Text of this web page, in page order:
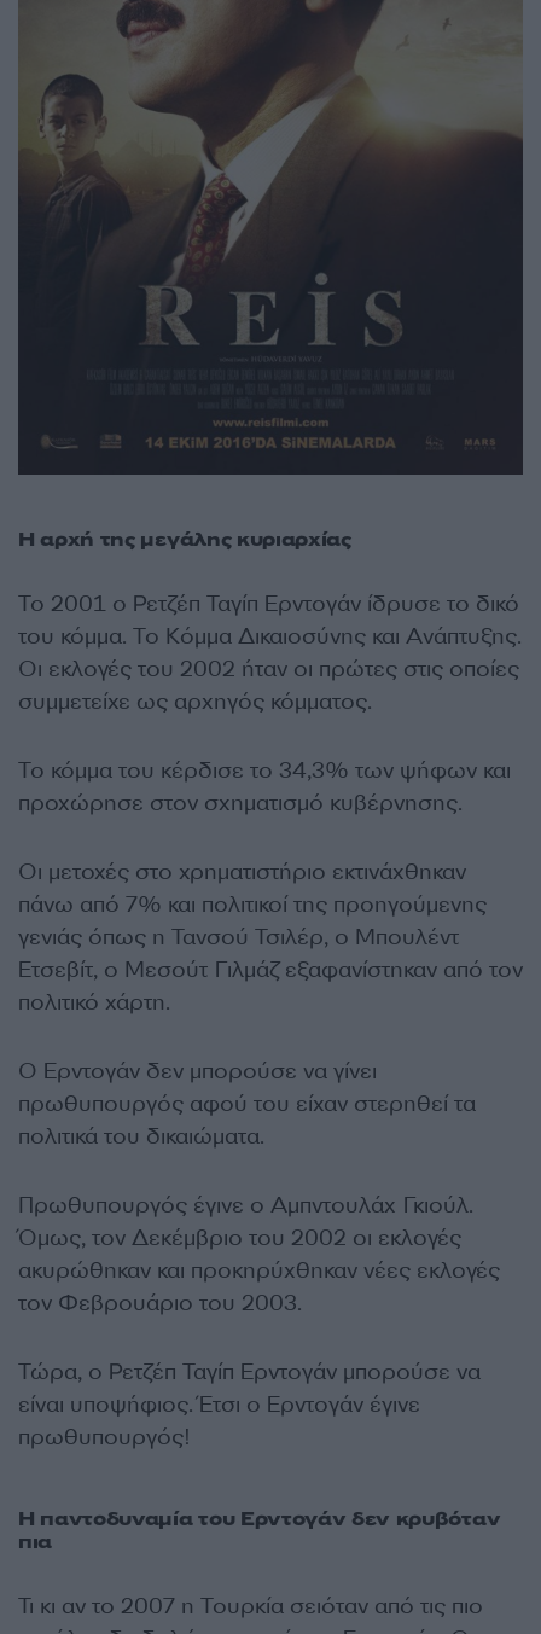
Η αρχή της μεγάλης κυριαρχίας
Το 2001 ο Ρετζέπ Ταγίπ Ερντογάν ίδρυσε το δικό
του κόμμα. Το Κόμμα Δικαιοσύνης και Ανάπτυξης.
Οι εκλογές του 2002 ήταν οι πρώτες στις οποίες
συμμετείχε ως αρχηγός κόμματος.
Το κόμμα του κέρδισε το 34,3% των ψήφων και
προχώρησε στον σχηματισμό κυβέρνησης.
Οι μετοχές στο χρηματιστήριο εκτινάχθηκαν
πάνω από 7% και πολιτικοί της προηγούμενης
γενιάς όπως η Τανσού Τσιλέρ, ο Μπουλέντ
Ετσεβίτ, ο Μεσούτ Γιλμάζ εξαφανίστηκαν από τον
πολιτικό χάρτη.
Ο Ερντογάν δεν μπορούσε να γίνει
πρωθυπουργός αφού του είχαν στερηθεί τα
πολιτικά του δικαιώματα.
Πρωθυπουργός έγινε ο Αμπντουλάχ Γκιούλ.
Όμως, τον Δεκέμβριο του 2002 οι εκλογές
ακυρώθηκαν και προκηρύχθηκαν νέες εκλογές
τον Φεβρουάριο του 2003.
Τώρα, ο Ρετζέπ Ταγίπ Ερντογάν μπορούσε να
είναι υποψήφιος. Έτσι ο Ερντογάν έγινε
πρωθυπουργός!
Η παντοδυναμία του Ερντογάν δεν κρυβόταν
πια
Τι κι αν το 2007 η Τουρκία σειόταν από τις πιο